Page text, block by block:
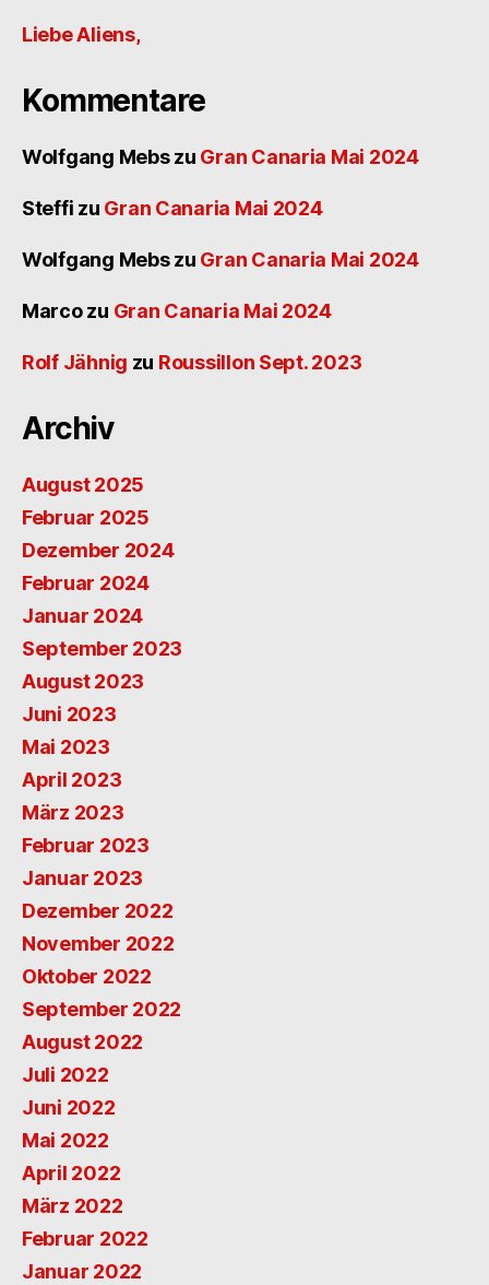
Liebe Aliens,
Kommentare
Wolfgang Mebszu Gran Canaria Mai 2024
Steffi zu Gran Canaria Mai 2024
Wolfgang Mebszu Gran Canaria Mai 2024
Marcozu Gran Canaria Mai 2024
Rolf Jähnig zu Roussillon Sept. 2023
Archiv
August 2025
Februar 2025
Dezember 2024
Februar 2024
Januar 2024
September 2023
August 2023
Juni 2023
Mai 2023
April 2023
März 2023
Februar 2023
Januar 2023
Dezember 2022
November 2022
Oktober 2022
September 2022
August 2022
Juli 2022
Juni 2022
Mai 2022
April 2022
März 2022
Februar 2022
Januar 2022